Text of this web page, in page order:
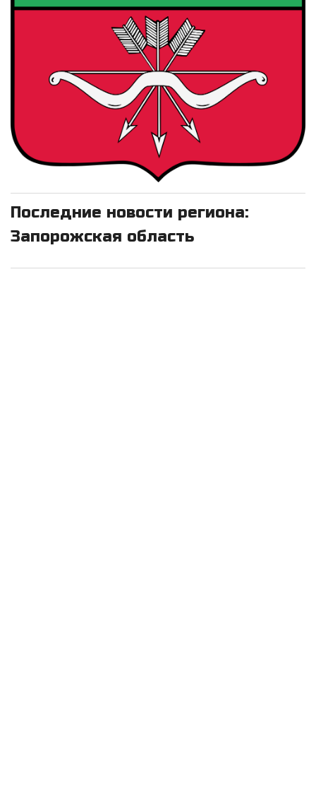
Последние новости региона:
Запорожская область